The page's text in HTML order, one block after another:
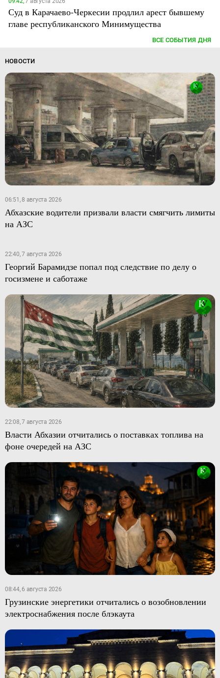
Суд в Карачаево-Черкесии продлил арест бывшему
главе республиканского Минимущества
ВСЕ СОБЫТИЯ ДНЯ
НОВОСТИ
06:51, 8 августа 2026
Абхазские водители призвали власти смягчить лимиты
на АЗС
22:40, 7 августа 2026
Георгий Барамидзе попал под следствие по делу о
госизмене и саботаже
22:08, 7 августа 2026
Власти Абхазии отчитались о поставках топлива на
фоне очередей на АЗС
08:44, 6 августа 2026
Грузинские энергетики отчитались о возобновлении
электроснабжения после блэкаута